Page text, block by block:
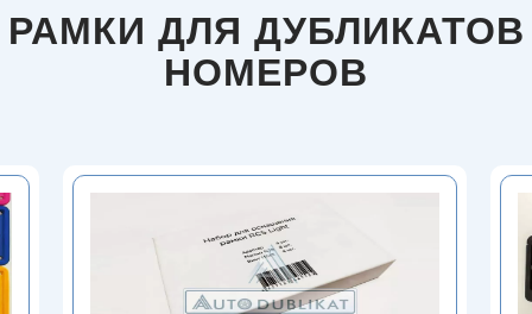
РАМКИ ДЛЯ ДУБЛИКАТОВ
НОМЕРОВ